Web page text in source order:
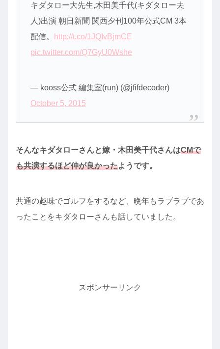
キダタロー大先生,木田美千代(キダタロー夫
人)出演 朝日新聞 関西夕刊100年公式CM 3本
配信。
http://t.co/1JQIvBjmCE
pic.twitter.com/Q7GyU0Wshe
— kooss公式 編集室(run) (@jfifdecoder)
October 5, 2015
そんなキダタローさんと嫁・木田美千代さんはCMで
も共演するほど仲が良かったようです。
共通の趣味でゴルフをするなど、晩年もラブラブであ
ったことをキダタローさんも話していました。
スポンサーリンク